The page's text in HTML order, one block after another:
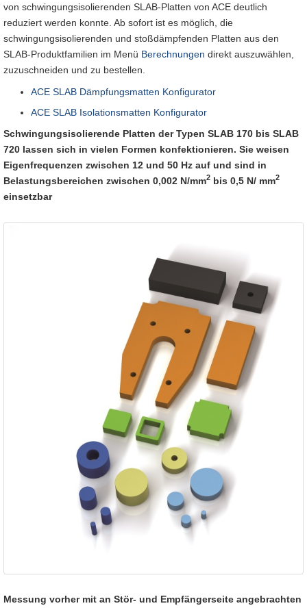
von schwingungsisolierenden SLAB-Platten von ACE deutlich
reduziert werden konnte. Ab sofort ist es möglich, die
schwingungsisolierenden und stoßdämpfenden Platten aus den
SLAB-Produktfamilien im Menü Berechnungen direkt auszuwählen,
zuzuschneiden und zu bestellen.
ACE SLAB Dämpfungsmatten Konfigurator
ACE SLAB Isolationsmatten Konfigurator
Schwingungsisolierende Platten der Typen SLAB 170 bis SLAB
720 lassen sich in vielen Formen konfektionieren. Sie weisen
Eigenfrequenzen zwischen 12 und 50 Hz auf und sind in
Belastungsbereichen zwischen 0,002 N/mm2 bis 0,5 N/ mm2
einsetzbar
Messung vorher mit an Stör- und Empfängerseite angebrachten